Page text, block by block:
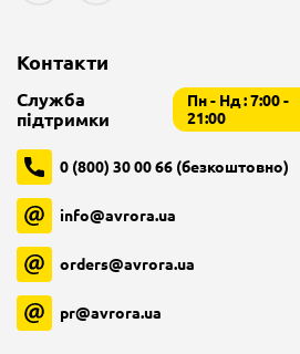
Контакти
Служба
підтримки
Пн - Нд : 7:00 -
21:00
0 (800) 30 00 66 (безкоштовно)
info@avrora.ua
orders@avrora.ua
pr@avrora.ua